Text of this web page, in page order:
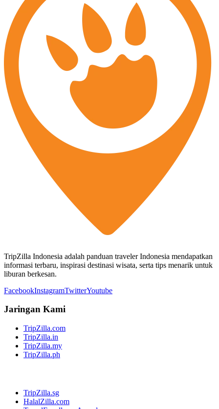
TripZilla Indonesia adalah panduan traveler Indonesia mendapatkan
informasi terbaru, inspirasi destinasi wisata, serta tips menarik untuk
liburan berkesan.
FacebookInstagramTwitterYoutube
Jaringan Kami
TripZilla.com
TripZilla.in
TripZilla.my
TripZilla.ph
TripZilla.sg
HalalZilla.com